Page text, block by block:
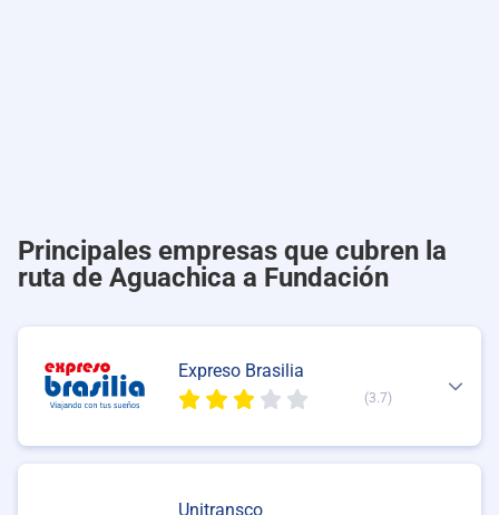
Principales empresas que cubren la
ruta de Aguachica a Fundación
Expreso Brasilia
(3.7)
Unitransco